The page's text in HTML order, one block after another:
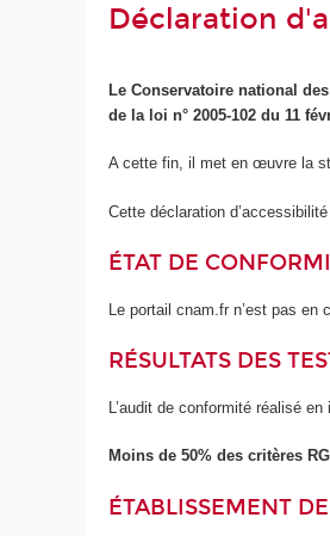
Déclaration
Le Conservatoire national
de la loi n° 2005-102 du 11
A cette fin, il met en œuvre la
Cette déclaration
ÉTAT DE
Le portail cnam.fr n’est pas
RÉSULTATS DES
L’audit de conformité réalisé
Moins de 50% des critères
ÉTABLISSEMENT